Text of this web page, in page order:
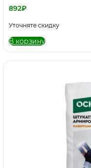
892₽
Уточняте скидку
В корзину